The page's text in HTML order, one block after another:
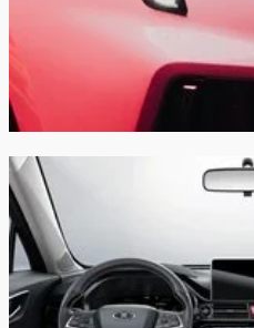
Кабель однофазный
переменного тока,
Безопасность
Фронтальные
водителя и переднего
Боковые подушки
переднего пассажира
Боковые шторки
Передние ремни